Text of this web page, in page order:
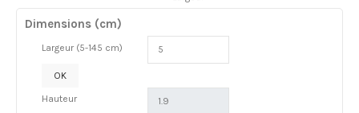
Dimensions (cm)
Largeur (5-145 cm)
OK
Hauteur